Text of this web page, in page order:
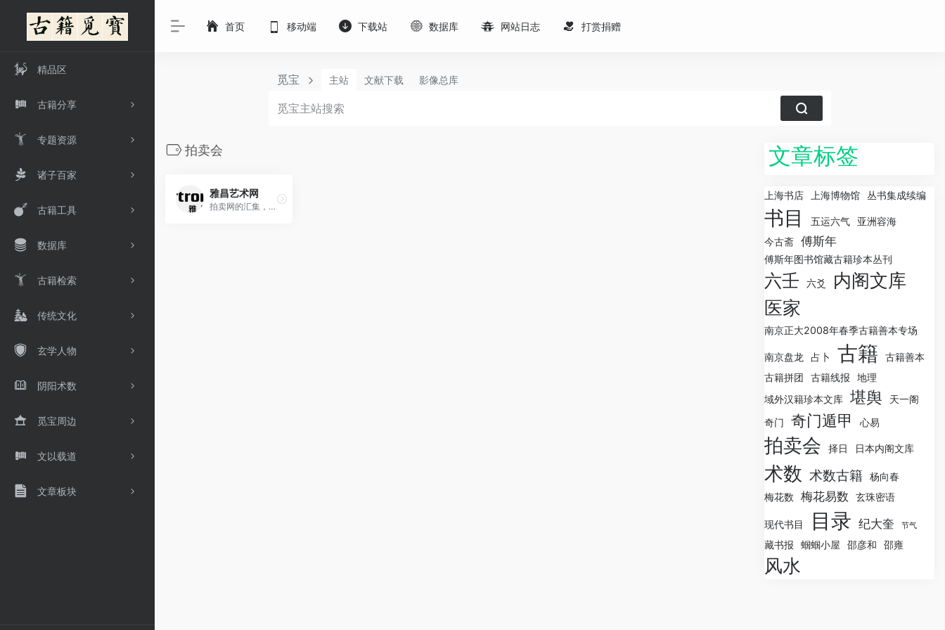
精品区
古籍分享
专题资源
诸子百家
古籍工具
数据库
古籍检索
传统文化
玄学人物
阴阳术数
觅宝周边
文以载道
文章板块
首页 移动端 下载站 数据库 网站日志 打赏捐赠
觅宝 主站 文献下载 影像总库
拍卖会
雅昌艺术网
拍卖网的汇集，有时候用来查古籍的拍卖和版本
文章标签
上海书店 上海博物馆 丛书集成续编
书目 五运六气
亚洲容海
今古斋 傅斯年
傅斯年图书馆藏古籍珍本丛刊
六壬 六爻
内阁文库
医家
南京正大2008年春季古籍善本专场
南京盘龙 占卜 古籍
古籍善本
古籍拼团
古籍线报
地理
域外汉籍珍本文库 堪舆
天一阁
奇门
奇门遁甲 心易
拍卖会 择日 日本内阁文库
术数 术数古籍
杨向春
梅花数
梅花易数 玄珠密语
现代书目 目录 纪大奎 节气
藏书报 蝈蝈小屋 邵彦和 邵雍
风水